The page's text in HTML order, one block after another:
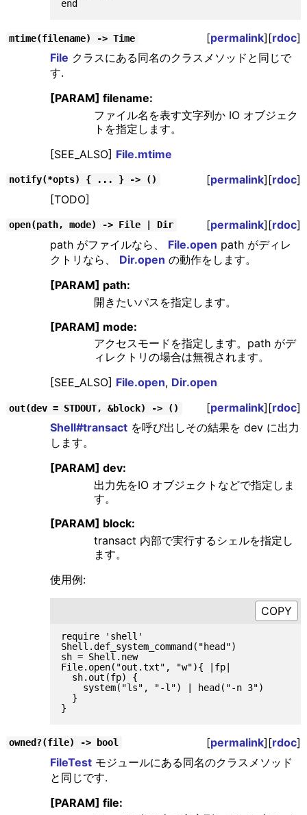
mtime(filename) -> Time [permalink][rdoc]
File クラスにある同名のクラスメソッドと同じで
す.
[PARAM] filename:
ファイル名を表す文字列か IO オブジェク
トを指定します。
[SEE_ALSO] File.mtime
notify(*opts) { ... } -> () [permalink][rdoc]
[TODO]
open(path, mode) -> File | Dir [permalink][rdoc]
path がファイルなら、 File.open path がディレ
クトリなら、 Dir.open の動作をします。
[PARAM] path:
開きたいパスを指定します。
[PARAM] mode:
アクセスモードを指定します。path がデ
ィレクトリの場合は無視されます。
[SEE_ALSO] File.open, Dir.open
out(dev = STDOUT, &block) -> () [permalink][rdoc]
Shell#transactを呼び出しその結果を dev に出力
します。
[PARAM] dev:
出力先をIO オブジェクトなどで指定しま
す。
[PARAM] block:
transact 内部で実行するシェルを指定し
ます。
使用例:
require 'shell'
Shell.def_system_command("head")
sh = Shell.new
File.open("out.txt", "w"){ |fp|
  sh.out(fp) {
    system("ls", "-l") | head("-n 3")
  }
owned?(file) -> bool [permalink][rdoc]
FileTestモジュールにある同名のクラスメソッド
と同じです.
[PARAM] file: